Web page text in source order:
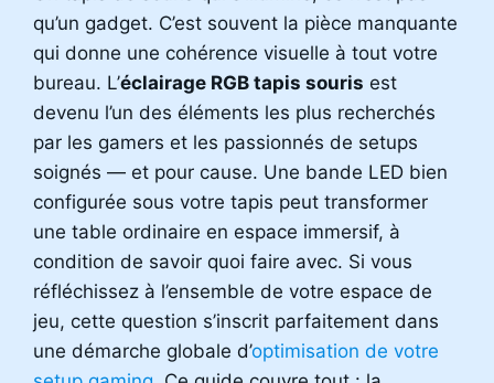
qu’un gadget. C’est souvent la pièce manquante
qui donne une cohérence visuelle à tout votre
bureau. L’éclairage RGB tapis souris est
devenu l’un des éléments les plus recherchés
par les gamers et les passionnés de setups
soignés — et pour cause. Une bande LED bien
configurée sous votre tapis peut transformer
une table ordinaire en espace immersif, à
condition de savoir quoi faire avec. Si vous
réfléchissez à l’ensemble de votre espace de
jeu, cette question s’inscrit parfaitement dans
une démarche globale d’optimisation de votre